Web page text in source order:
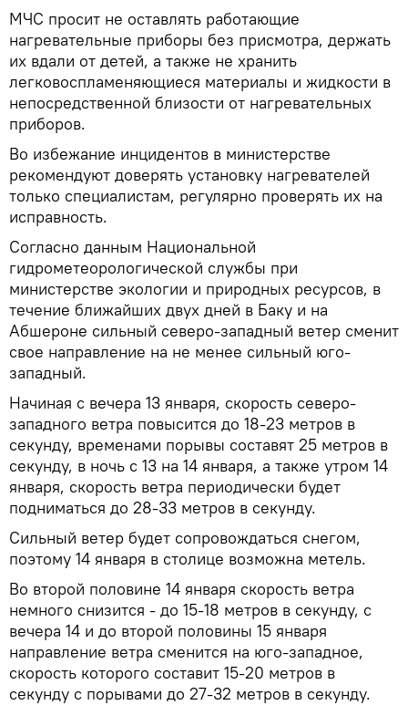
МЧС просит не оставлять работающие
нагревательные приборы без присмотра, держать
их вдали от детей, а также не хранить
легковоспламеняющиеся материалы и жидкости в
непосредственной близости от нагревательных
приборов.
Во избежание инцидентов в министерстве
рекомендуют доверять установку нагревателей
только специалистам, регулярно проверять их на
исправность.
Согласно данным Национальной
гидрометеорологической службы при
министерстве экологии и природных ресурсов, в
течение ближайших двух дней в Баку и на
Абшероне сильный северо-западный ветер сменит
свое направление на не менее сильный юго-
западный.
Начиная с вечера 13 января, скорость северо-
западного ветра повысится до 18-23 метров в
секунду, временами порывы составят 25 метров в
секунду, в ночь с 13 на 14 января, а также утром 14
января, скорость ветра периодически будет
подниматься до 28-33 метров в секунду.
Сильный ветер будет сопровождаться снегом,
поэтому 14 января в столице возможна метель.
Во второй половине 14 января скорость ветра
немного снизится - до 15-18 метров в секунду, с
вечера 14 и до второй половины 15 января
направление ветра сменится на юго-западное,
скорость которого составит 15-20 метров в
секунду с порывами до 27-32 метров в секунду.